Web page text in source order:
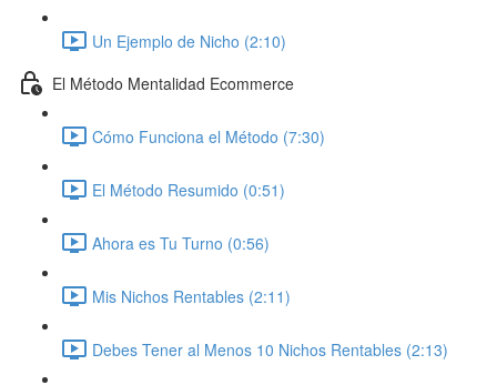
Un Ejemplo de Nicho (2:10)
El Método Mentalidad Ecommerce
Cómo Funciona el Método (7:30)
El Método Resumido (0:51)
Ahora es Tu Turno (0:56)
Mis Nichos Rentables (2:11)
Debes Tener al Menos 10 Nichos Rentables (2:13)